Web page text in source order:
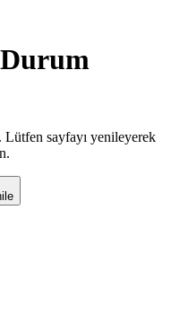
Lütfen sayfayı yenileyerek